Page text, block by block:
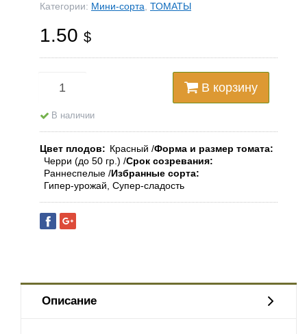
Категории: Мини-сорта ТОМАТЫ
1.50 $
В корзину
В наличии
Цвет плодов Красный Форма и размер томата
Черри (до 50 гр.) Срок созревания
Раннеспелые Избранные сорта
Гипер-урожай, Супер-сладость
Описание